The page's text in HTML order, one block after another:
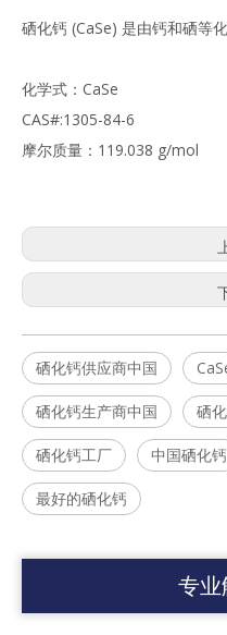
硒化钙 (CaSe) 是由钙和硒等
化学式：CaSe
CAS#:1305-84-6
摩尔质量：119.038 g/mol
硒化钙供应商中国
硒化钙生产商中国 硒
硒化钙工厂 中国硒化钙
最好的硒化钙
专